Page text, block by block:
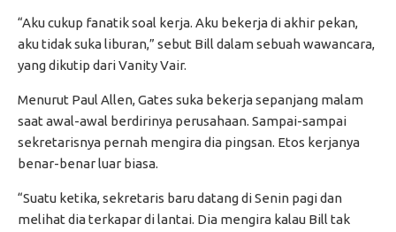
“Aku cukup fanatik soal kerja. Aku bekerja di akhir pekan,
aku tidak suka liburan,” sebut Bill dalam sebuah wawancara,
yang dikutip dari Vanity Vair.
Menurut Paul Allen, Gates suka bekerja sepanjang malam
saat awal-awal berdirinya perusahaan. Sampai-sampai
sekretarisnya pernah mengira dia pingsan. Etos kerjanya
benar-benar luar biasa.
“Suatu ketika, sekretaris baru datang di Senin pagi dan
melihat dia terkapar di lantai. Dia mengira kalau Bill tak